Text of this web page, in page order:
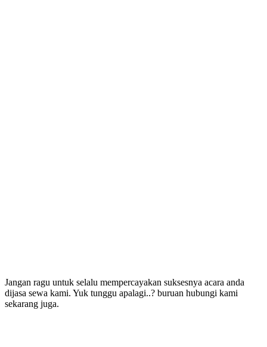
Jangan ragu untuk selalu mempercayakan suksesnya acara anda
dijasa sewa kami. Yuk tunggu apalagi..? buruan hubungi kami
sekarang juga.